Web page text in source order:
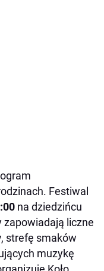
Festiwal
na dziedzińcu
zapowiadają liczne
, strefę smaków
muzykę